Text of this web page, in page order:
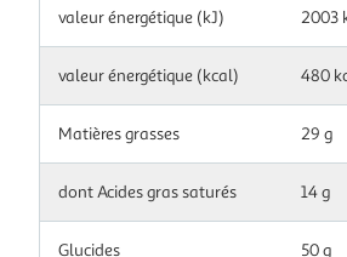
nutritionnelles
pour
g|ml
valeur énergétique (kJ) 2003
valeur énergétique (kcal) 480
Matières grasses 29 g
dont Acides gras saturés 14 g
Glucides 50 g